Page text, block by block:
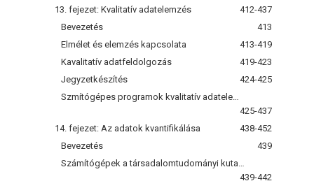
13. fejezet: Kvalitatív adatelemzés
412-437
Bevezetés
413
Elmélet és elemzés kapcsolata
413-419
Kavalitatív adatfeldolgozás
419-423
Jegyzetkészítés
424-425
425-437
14. fejezet: Az adatok kvantifikálása
438-452
Bevezetés
439
439-442